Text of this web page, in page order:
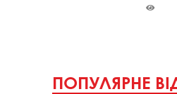
ПОПУЛЯРНЕ